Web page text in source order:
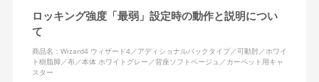
ロッキング強度「最弱」設定時の動作と説明につい
て
商品名：Wizard4 ウィザード4／アディショナルバックタイプ／可動肘／ホワイ
ト樹脂脚／布／本体 ホワイトグレー／背座ソフトベージュ／カーペット用キャ
スター